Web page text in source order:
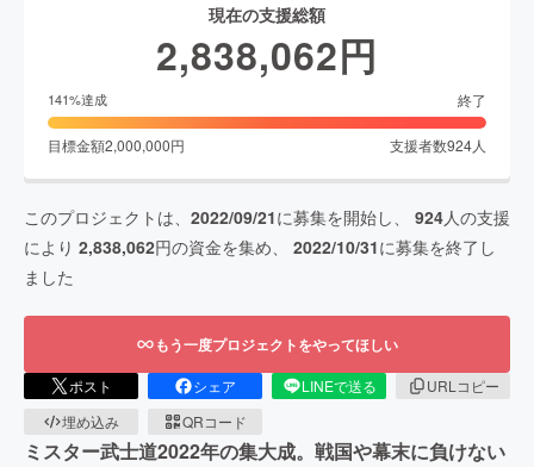
現在の支援総額
2,838,062円
141%達成 終了
目標金額2,000,000円 支援者数924人
このプロジェクトは、 2022/09/21に募集を開始し、 924人の支援
により 2,838,062円の資金を集め、 2022/10/31に募集を終了し
ました
もう一度プロジェクトをやってほしい
ポスト シェア LINEで送る
URLコピー
埋め込み
QRコード
ミスター武士道2022年の集大成。戦国や幕末に負けない